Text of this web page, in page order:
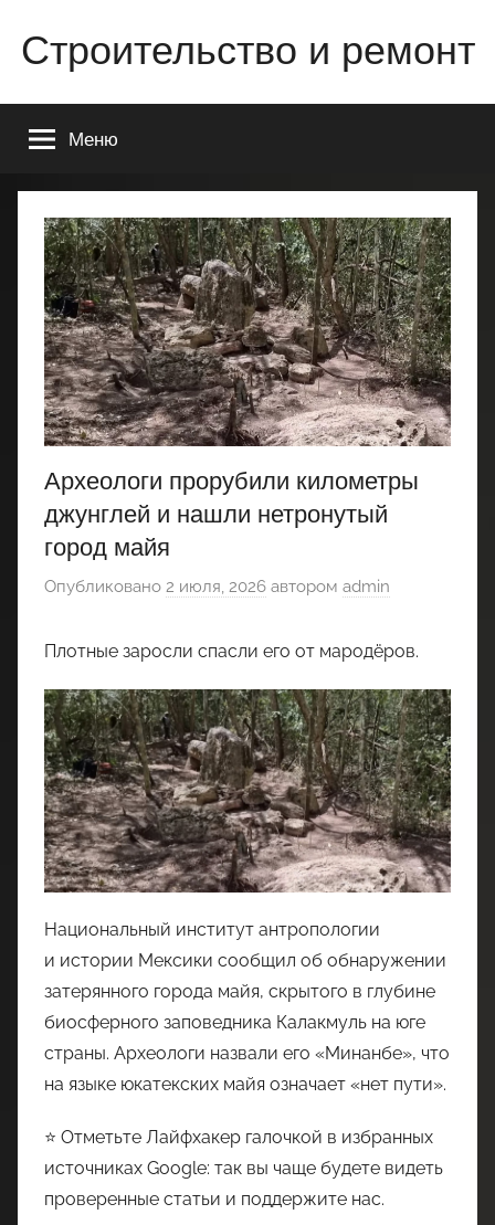
содержимому
Строительство и ремонт
строительстве
ремонте
Вашего
дома
квартиры
Меню
Археологи прорубили километры
джунглей и нашли нетронутый
город майя
Опубликовано 2 июля, 2026 автором admin
Плотные заросли спасли его от мародёров.
Национальный институт антропологии
и истории Мексики сообщил об обнаружении
затерянного города майя, скрытого в глубине
биосферного заповедника Калакмуль на юге
страны. Археологи назвали его «Минанбе», что
на языке юкатекских майя означает «нет пути».
⭐ Отметьте Лайфхакер галочкой в избранных
источниках Google: так вы чаще будете видеть
проверенные статьи и поддержите нас.